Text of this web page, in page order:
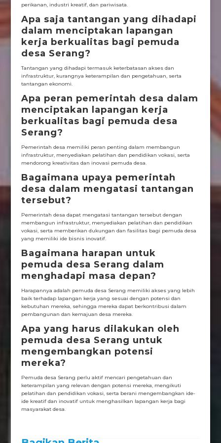
perikanan, industri kreatif, dan pariwisata.
Apa saja tantangan yang dihadapi
dalam menciptakan lapangan
kerja berkualitas bagi pemuda
desa Serang?
Tantangan yang dihadapi termasuk keterbatasan akses dan
infrastruktur, kurangnya keterampilan dan pengetahuan, serta
tantangan ekonomi.
Apa peran pemerintah desa dalam
menciptakan lapangan kerja
berkualitas bagi pemuda desa
Serang?
Pemerintah desa memiliki peran penting dalam membangun
infrastruktur, menyediakan pelatihan dan pendidikan vokasi, serta
mendorong kreativitas dan inovasi pemuda desa.
Bagaimana upaya pemerintah
desa dalam mengatasi tantangan
tersebut?
Pemerintah desa dapat mengatasi tantangan tersebut dengan
membangun infrastruktur, menyediakan pelatihan dan pendidikan
vokasi, serta memberikan dukungan dan fasilitas bagi pemuda desa
yang memiliki ide bisnis inovatif.
Bagaimana harapan untuk
pemuda desa Serang dalam
menghadapi masa depan?
Harapannya adalah pemuda desa Serang memiliki akses yang lebih
baik terhadap lapangan kerja yang sesuai dengan potensi dan
kebutuhan mereka, sehingga mereka dapat berkontribusi dalam
pembangunan dan kemajuan desa mereka.
Apa yang harus dilakukan oleh
pemuda desa Serang untuk
mengembangkan potensi
mereka?
Pemuda desa Serang perlu aktif mencari pengetahuan dan
keterampilan yang relevan dengan potensi mereka, mengikuti
pelatihan dan pendidikan vokasi, serta berani mengembangkan ide-
ide kreatif dan inovatif untuk menghasilkan lapangan kerja bagi
masyarakat desa.